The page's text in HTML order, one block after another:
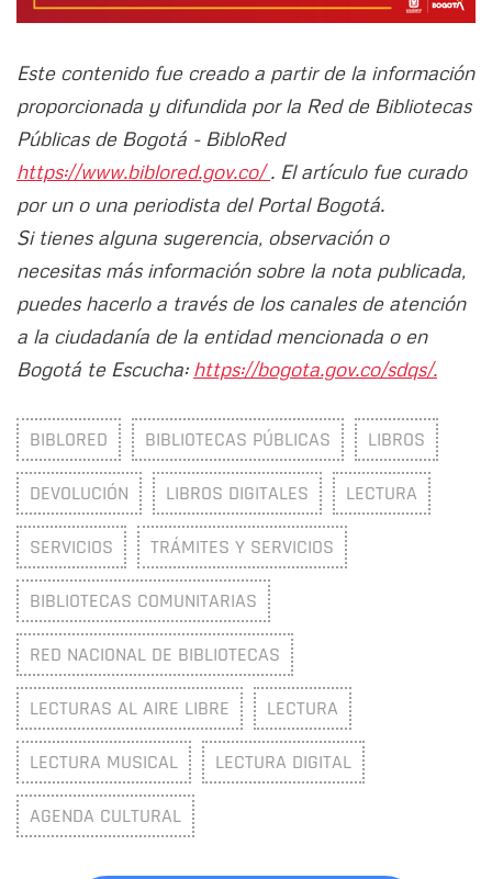
Este contenido fue creado a partir de la información
proporcionada y difundida por la Red de Bibliotecas
Públicas de Bogotá - BibloRed
https://www.biblored.gov.co/. El artículo fue curado
por un o una periodista del Portal Bogotá.
Si tienes alguna sugerencia, observación o
necesitas más información sobre la nota publicada,
puedes hacerlo a través de los canales de atención
a la ciudadanía de la entidad mencionada o en
Bogotá te Escucha: https://bogota.gov.co/sdqs/.
BIBLORED BIBLIOTECAS PÚBLICAS LIBROS
DEVOLUCIÓN LIBROS DIGITALES LECTURA
SERVICIOS TRÁMITES Y SERVICIOS
BIBLIOTECAS COMUNITARIAS
RED NACIONAL DE BIBLIOTECAS
LECTURAS AL AIRE LIBRE LECTURA
LECTURA MUSICAL LECTURA DIGITAL
AGENDA CULTURAL